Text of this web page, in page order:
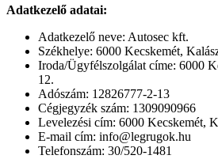
Adatkezelő adatai:
Adatkezelő neve: Autosec kft.
Székhelye: 6000 Kecskemét,
Iroda/Ügyfélszolgálat címe: 6000
12.
Adószám: 12826777-2-13
Cégjegyzék szám: 1309090966
Levelezési cím: 6000 Kecskemét,
E-mail cím: info@legrugok.hu
Telefonszám: 30/520-1481